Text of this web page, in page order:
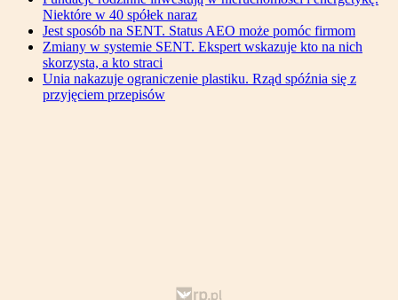
Niektóre w 40 spółek naraz
Jest sposób na SENT. Status AEO może pomóc firmom
Zmiany w systemie SENT. Ekspert wskazuje kto na nich
skorzysta, a kto straci
Unia nakazuje ograniczenie plastiku. Rząd spóźnia się z
przyjęciem przepisów